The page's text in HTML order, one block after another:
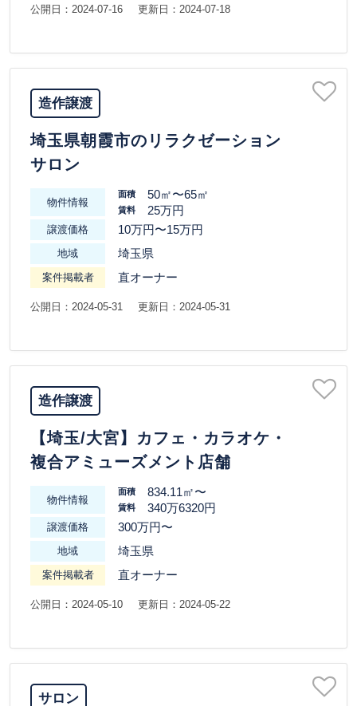
公開日：2024-07-16 更新日：2024-07-18
造作譲渡
埼玉県朝霞市のリラクゼーション
サロン
物件情報
面積 50㎡〜65㎡
賃料 25万円
譲渡価格 10万円〜15万円
地域 埼玉県
案件掲載者 直オーナー
公開日：2024-05-31 更新日：2024-05-31
造作譲渡
【埼玉/大宮】カフェ・カラオケ・
複合アミューズメント店舗
物件情報
面積 834.11㎡〜
賃料 340万6320円
譲渡価格 300万円〜
地域 埼玉県
案件掲載者 直オーナー
公開日：2024-05-10 更新日：2024-05-22
サロン